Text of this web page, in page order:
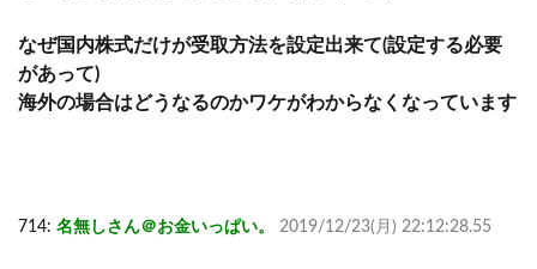
なぜ国内株式だけが受取方法を設定出来て(設定する必要
があって)
海外の場合はどうなるのかワケがわからなくなっています
714: 名無しさん＠お金いっぱい。 2019/12/23(月) 22:12:28.55